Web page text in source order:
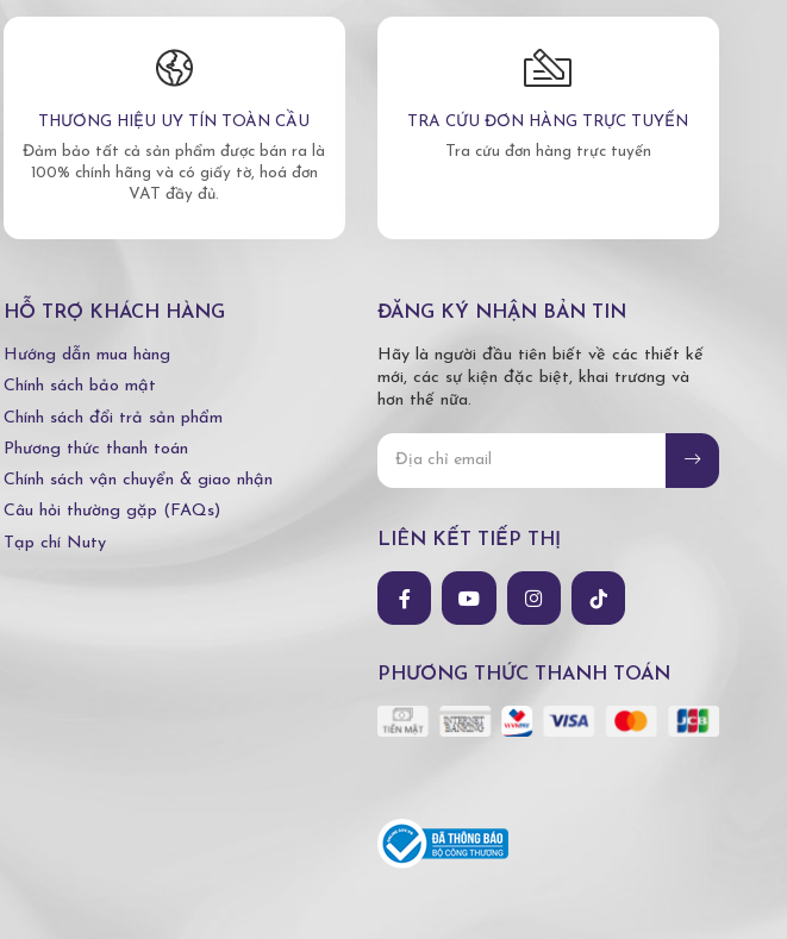
THƯƠNG HIỆU UY TÍN TOÀN CẦU
Đảm bảo tất cả sản phẩm được bán ra là
100% chính hãng và có giấy tờ, hoá đơn
VAT đầy đủ.
TRA CỨU ĐƠN HÀNG TRỰC TUYẾN
Tra cứu đơn hàng trực tuyến
HỖ TRỢ KHÁCH HÀNG
Hướng dẫn mua hàng
Chính sách bảo mật
Chính sách đổi trả sản phẩm
Phương thức thanh toán
Chính sách vận chuyển & giao nhận
Câu hỏi thường gặp (FAQs)
Tạp chí Nuty
ĐĂNG KÝ NHẬN BẢN TIN
Hãy là người đầu tiên biết về các thiết kế
mới, các sự kiện đặc biệt, khai trương và
hơn thế nữa.
LIÊN KẾT TIẾP THỊ
PHƯƠNG THỨC THANH TOÁN